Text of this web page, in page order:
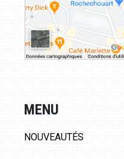
MENU
NOUVEAUTÉS